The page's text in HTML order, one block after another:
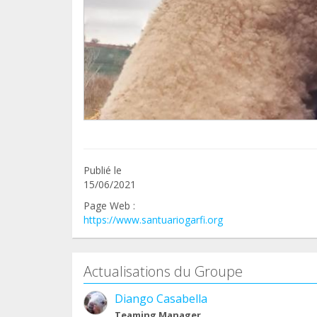
Publié le
15/06/2021
Page Web :
https://www.santuariogarfi.org
Actualisations du Groupe
Diango Casabella